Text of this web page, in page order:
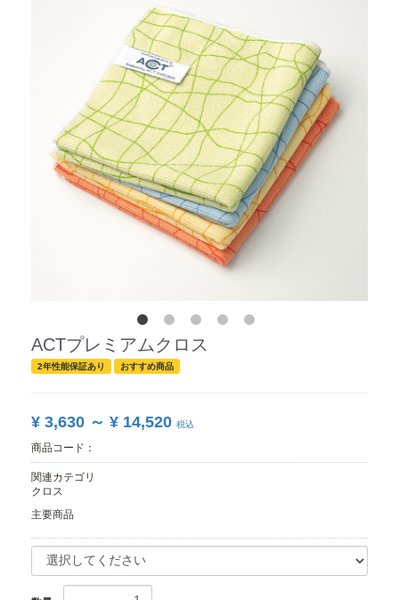
ACTプレミアムクロス
2年性能保証あり おすすめ商品
¥ 3,630 ～ ¥ 14,520 税込
商品コード：
関連カテゴリ
クロス
主要商品